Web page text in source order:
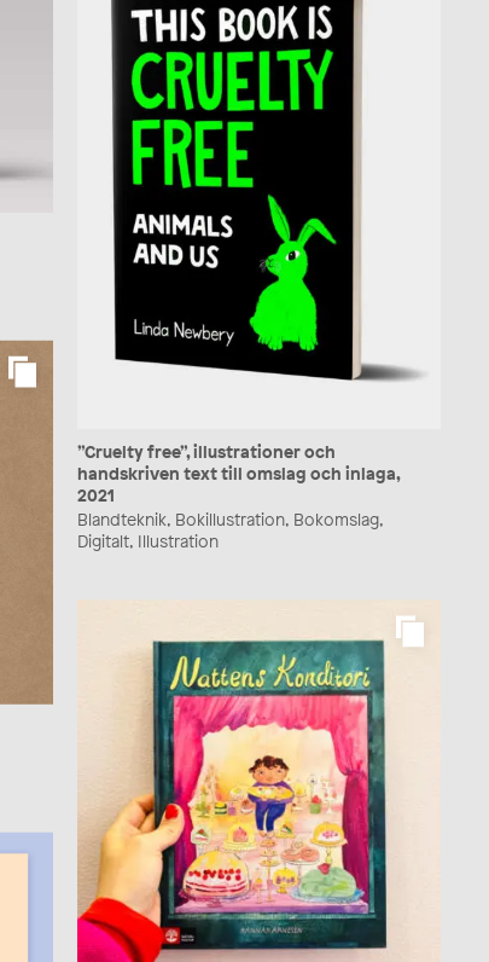
”Cruelty free”, illustrationer och
handskriven text till omslag och inlaga,
2021
Blandteknik, Bokillustration, Bokomslag,
Digitalt, Illustration